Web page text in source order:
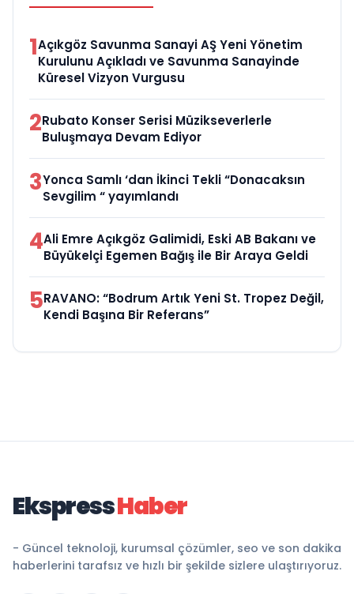
1Açıkgöz Savunma Sanayi AŞ Yeni Yönetim
Kurulunu Açıkladı ve Savunma Sanayinde
Küresel Vizyon Vurgusu
2Rubato Konser Serisi Müzikseverlerle
Buluşmaya Devam Ediyor
3Yonca Samlı ‘dan İkinci Tekli “Donacaksın
Sevgilim “ yayımlandı
4Ali Emre Açıkgöz Galimidi, Eski AB Bakanı ve
Büyükelçi Egemen Bağış ile Bir Araya Geldi
5RAVANO: “Bodrum Artık Yeni St. Tropez Değil,
Kendi Başına Bir Referans”
EkspressHaber
- Güncel teknoloji, kurumsal çözümler, seo ve son dakika
haberlerini tarafsız ve hızlı bir şekilde sizlere ulaştırıyoruz.